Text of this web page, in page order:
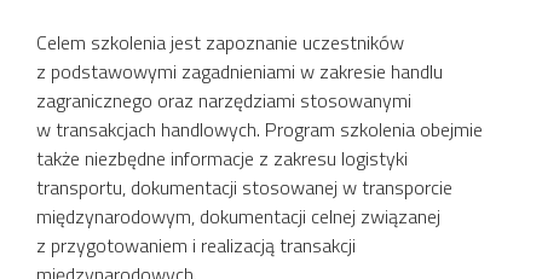
Celem szkolenia jest zapoznanie uczestników
z podstawowymi zagadnieniami w zakresie handlu
zagranicznego oraz narzędziami stosowanymi
w transakcjach handlowych. Program szkolenia obejmie
także niezbędne informacje z zakresu logistyki
transportu, dokumentacji stosowanej w transporcie
międzynarodowym, dokumentacji celnej związanej
z przygotowaniem i realizacją transakcji